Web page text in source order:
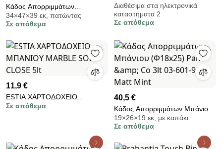
Κάδος Απορριμμάτων
(34x28.5x40.4) Songmics 20lt
LTB592E01
34×47×39 εκ, πατώντας
Σε απόθεμα
Χαρτοδοχείο 5L
Διαθέσιμα στα ηλεκτρονικά
καταστήματα 2
Σε απόθεμα
11,9 €
ESTIA ΧΑΡΤΟΔΟΧΕΙΟ
ΜΠΑΝΙΟΥ MARBLE SOFT
Σε απόθεμα
40,5 €
Κάδος Απορριμμάτων Μπάνιου
(Φ18x25) Pam &amp; Co 3lt 03-
601-903 Matt Mint
19×26×19 εκ, με καπάκι
Σε απόθεμα